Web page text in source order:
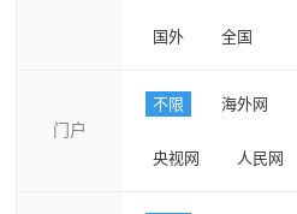
国外 全国
门户
不限 海外网
央视网 人民网